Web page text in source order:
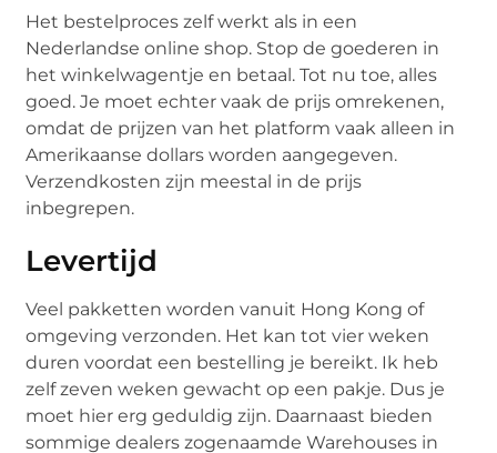
Het bestelproces zelf werkt als in een
Nederlandse online shop. Stop de goederen in
het winkelwagentje en betaal. Tot nu toe, alles
goed. Je moet echter vaak de prijs omrekenen,
omdat de prijzen van het platform vaak alleen in
Amerikaanse dollars worden aangegeven.
Verzendkosten zijn meestal in de prijs
inbegrepen.
Levertijd
Veel pakketten worden vanuit Hong Kong of
omgeving verzonden. Het kan tot vier weken
duren voordat een bestelling je bereikt. Ik heb
zelf zeven weken gewacht op een pakje. Dus je
moet hier erg geduldig zijn. Daarnaast bieden
sommige dealers zogenaamde Warehouses in